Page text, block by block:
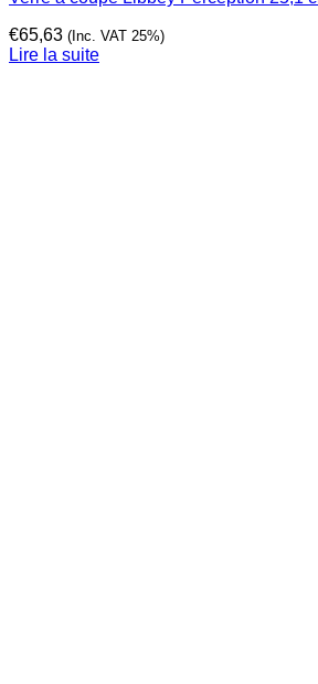
€65,63 (Inc. VAT 25%)
Lire la suite